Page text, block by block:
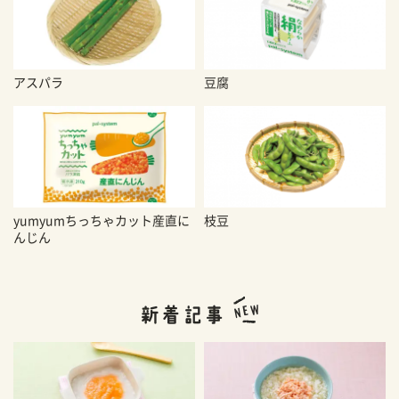
アスパラ 豆腐
yumyumちっちゃカット産直に
んじん
枝豆